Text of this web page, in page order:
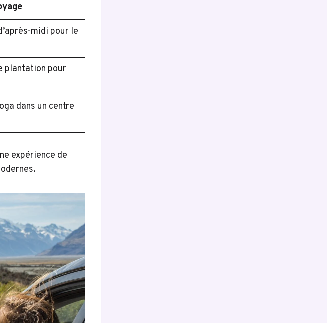
midi pour le
plantation pour
dans un centre
expérience de